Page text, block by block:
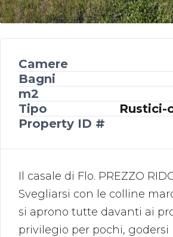
Camere
Bagni
m2
Tipo
Rustici-
Property ID #
Il casale di Flo. PREZZO
Svegliarsi con le colline
si aprono tutte davanti ai
privilegio per pochi, godersi